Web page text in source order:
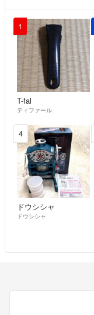
1
T-fal
ティファール
4
ドウシシャ
ドウシシャ